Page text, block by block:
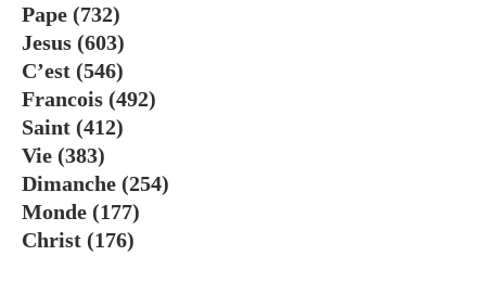
Pape (732)
Jesus (603)
C’est (546)
Francois (492)
Saint (412)
Vie (383)
Dimanche (254)
Monde (177)
Christ (176)